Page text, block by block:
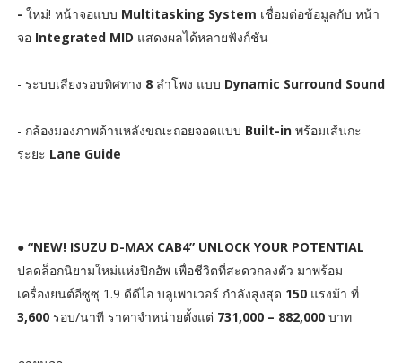
- ใหม่! หน้าจอแบบ Multitasking System เชื่อมต่อข้อมูลกับ หน้า
จอIntegrated MID แสดงผลได้หลายฟังก์ชัน
- ระบบเสียงรอบทิศทาง 8 ลำโพง แบบ Dynamic Surround Sound
- กล้องมองภาพด้านหลังขณะถอยจอดแบบ Built-in พร้อมเส้นกะ
ระยะ Lane Guide
● “NEW! ISUZU D-MAX CAB4” UNLOCK YOUR POTENTIAL
ปลดล็อกนิยามใหม่แห่งปิกอัพ เพื่อชีวิตที่สะดวกลงตัว มาพร้อม
เครื่องยนต์อีซูซุ 1.9 ดีดีไอ บลูเพาเวอร์ กำลังสูงสุด 150แรงม้า ที่
3,600รอบ/นาที ราคาจำหน่ายตั้งแต่ 731,000 – 882,000 บาท